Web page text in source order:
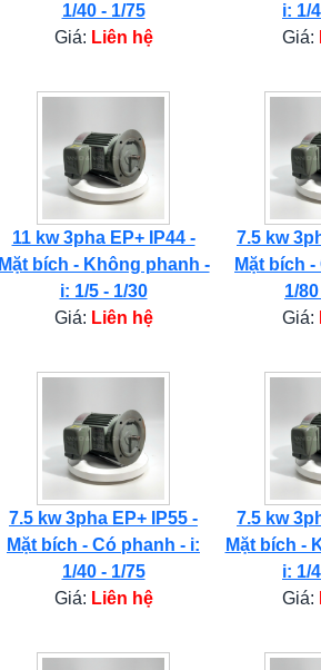
1/40 - 1/75
Giá: Liên hệ
i: 1/
Giá:
11 kw 3pha EP+ IP44 -
Mặt bích - Không phanh -
i: 1/5 - 1/30
Giá: Liên hệ
7.5 kw
Mặt bích
1/
Giá:
7.5 kw 3pha EP+ IP55 -
Mặt bích - Có phanh - i:
1/40 - 1/75
Giá: Liên hệ
7.5 kw
Mặt bích -
i: 1/
Giá: